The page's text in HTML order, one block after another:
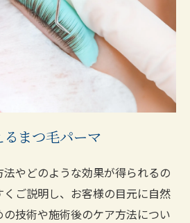
まつ毛パーマ
やどのような効果が得られるの
ご説明し、お客様の目元に自然
技術や施術後のケア方法につい